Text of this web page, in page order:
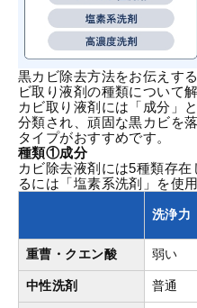
黒カビ除去方法をお伝えす
ビ取り液剤の種類について
カビ取り液剤には「成分」
分類され、頑固な黒カビを
タイプがおすすめです。
種類①成分
カビ除去液剤には5種類存
るには「塩素系洗剤」を使
洗浄力
重曹・クエン酸 弱い
中性洗剤 普通